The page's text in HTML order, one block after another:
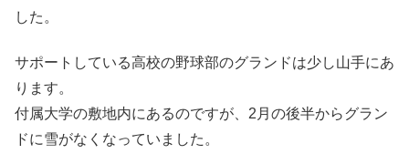
した。
サポートしている高校の野球部のグランドは少し山手にあ
ります。
付属大学の敷地内にあるのですが、2月の後半からグラン
ドに雪がなくなっていました。